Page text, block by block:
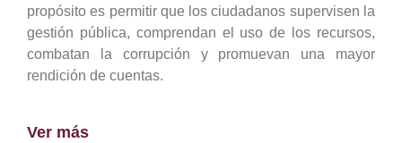
propósito es permitir que los ciudadanos supervisen la
gestión pública, comprendan el uso de los recursos,
combatan la corrupción y promuevan una mayor
rendición de cuentas.
Ver más